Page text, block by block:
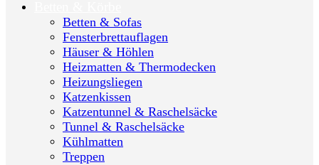
Betten & Sofas
Fensterbrettauflagen
Häuser & Höhlen
Heizmatten & Thermodecken
Heizungsliegen
Katzenkissen
Katzentunnel & Raschelsäcke
Tunnel & Raschelsäcke
Kühlmatten
Treppen